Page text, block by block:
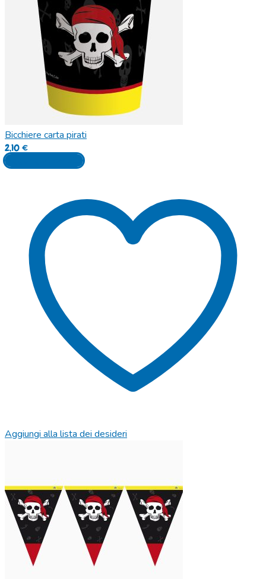
Bicchiere carta pirati
2,10€
Aggiungi al carrello
Aggiungi alla lista dei desideri